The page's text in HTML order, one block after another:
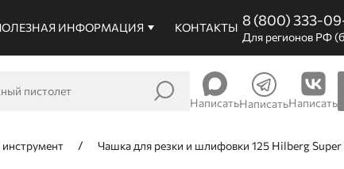
ИНФОРМАЦИЯ КОНТАКТЫ 8 (800) 333-
Для регионов РФ
НаписатьНаписатьНаписать
Чашка для резки и шлифовки 125 Hilberg